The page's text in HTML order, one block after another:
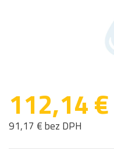
112,14 €
91,17 € bez DPH